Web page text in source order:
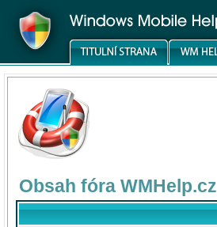
Obsah fóra WMHelp.cz